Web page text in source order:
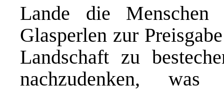
Lande die
Glasperlen zur
Landschaft zu
nachzudenken,